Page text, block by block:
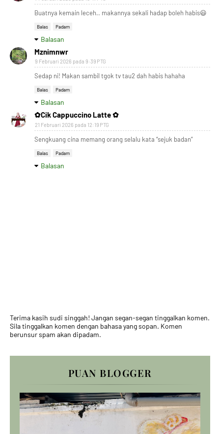
Buatnya kemain leceh.. makannya sekali hadap boleh habis😃
Balas Padam
Balasan
Mznimnwr
9 Februari 2026 pada 9:39 PTG
Sedap ni! Makan sambil tgok tv tau2 dah habis hahaha
Balas Padam
Balasan
✿Cik Cappuccino Latte ✿
21 Februari 2026 pada 12:19 PTG
Sengkuang cina memang orang selalu kata “sejuk badan”
Balas Padam
Balasan
Terima kasih sudi singgah! Jangan segan-segan tinggalkan komen.
Sila tinggalkan komen dengan bahasa yang sopan. Komen
berunsur spam akan dipadam.
PUAN BLOGGER